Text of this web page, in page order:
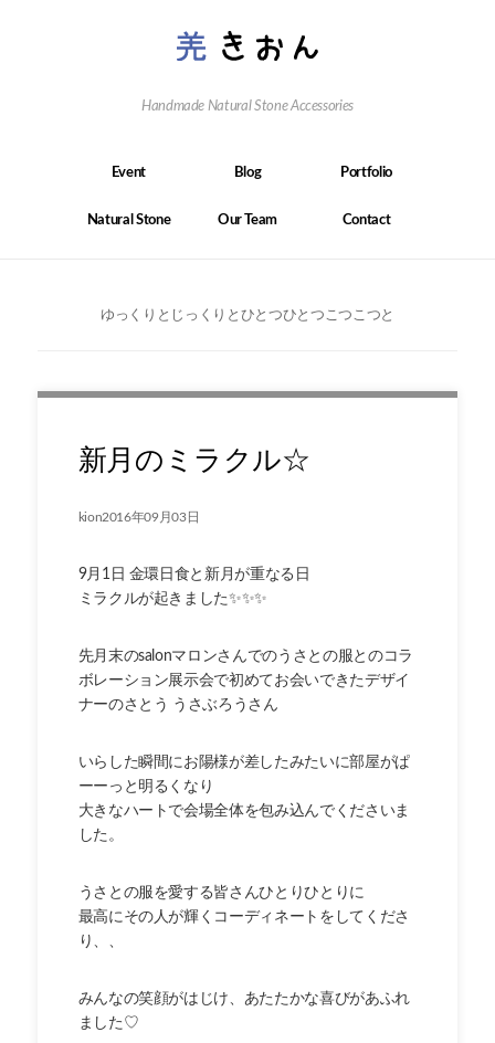
Handmade Natural Stone Accessories
Event Blog Portfolio
Natural Stone Our Team Contact
ゆっくりとじっくりとひとつひとつこつこつと
新月のミラクル☆
kion2016年09月03日
9月1日 金環日食と新月が重なる日
ミラクルが起きました✨✨✨
先月末のsalonマロンさんでのうさとの服とのコラ
ボレーション展示会で初めてお会いできたデザイ
ナーのさとう うさぶろうさん
いらした瞬間にお陽様が差したみたいに部屋がぱ
ーーっと明るくなり
大きなハートで会場全体を包み込んでくださいま
した。
うさとの服を愛する皆さんひとりひとりに
最高にその人が輝くコーディネートをしてくださ
り、、
みんなの笑顔がはじけ、あたたかな喜びがあふれ
ました♡